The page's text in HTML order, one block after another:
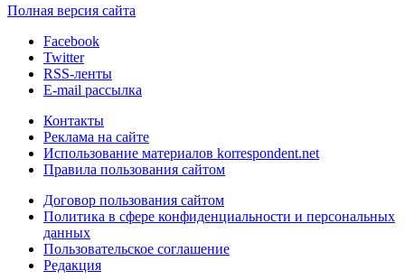
Полная версия сайта
Facebook
Twitter
RSS-ленты
E-mail рассылка
Контакты
Реклама на сайте
Использование материалов korrespondent.net
Правила пользования сайтом
Договор пользования сайтом
Политика в сфере конфиденциальности и персональных
данных
Пользовательское соглашение
Редакция